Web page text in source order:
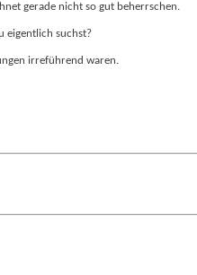
gerade nicht so gut beherrschen.
eigentlich suchst?
irreführend waren.